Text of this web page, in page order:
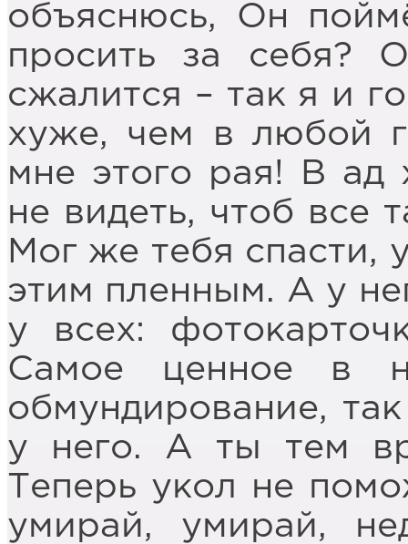
объяснюсь, Он
просить за себя?
сжалится – так я и
хуже, чем в любой
мне этого рая! В ад
не видеть, чтоб все
Мог же тебя спасти,
этим пленным. А у
у всех:
Самое ценное в
обмундирование,
у него. А ты тем
Теперь укол не
умирай, умирай,